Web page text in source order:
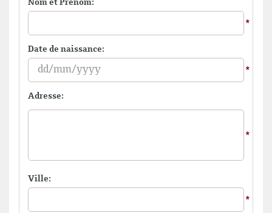
Nom et Prénom:
Date de naissance:
Adresse:
Ville: